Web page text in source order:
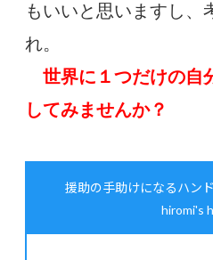
もいいと思いますし、
れ。
世界に１つだけの自
してみませんか？
援助の手助けになるハン
hiromi's